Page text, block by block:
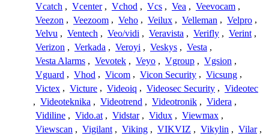
Vcatch , Vcenter , Vchod , Vcs , Vea , Veevocam ,
Veezon , Veezoom , Veho , Veilux , Velleman , Velpro ,
Velvu , Ventech , Veo/vidi , Veravista , Verifly , Verint ,
Verizon , Verkada , Veroyi , Veskys , Vesta ,
Vesta Alarms , Vevotek , Veyo , Vgroup , Vgsion ,
Vguard , Vhod , Vicom , Vicon Security , Vicsung ,
Victex , Victure , Videoiq , Videosec Security , Videotec
, Videoteknika , Videotrend , Videotronik , Videra ,
Vidiline , Vido.at , Vidstar , Vidux , Viewmax ,
Viewscan , Vigilant , Viking , VIKVIZ , Vikylin , Vilar ,